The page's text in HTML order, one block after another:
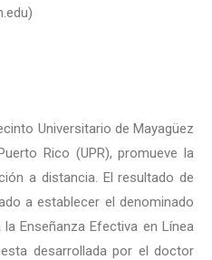
Universitario de Mayagüez
Rico (UPR), promueve la
a distancia. El resultado de
a establecer el denominado
Enseñanza Efectiva en Línea
desarrollada por el doctor